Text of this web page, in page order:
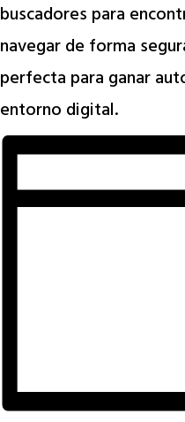
buscadores para
navegar de forma
perfecta para ganar
entorno digital.